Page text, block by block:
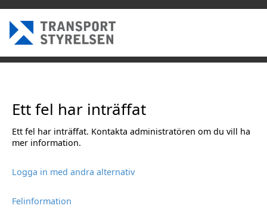
Ett fel har inträffat
Ett fel har inträffat. Kontakta administratören om du vill ha
mer information.
Logga in med andra alternativ
Felinformation